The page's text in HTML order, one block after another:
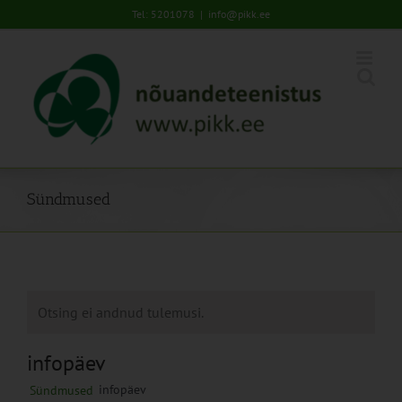
to
Tel: 5201078 | info@pikk.ee
Sündmused
Otsing ei andnud tulemusi.
infopäev
Sündmused infopäev